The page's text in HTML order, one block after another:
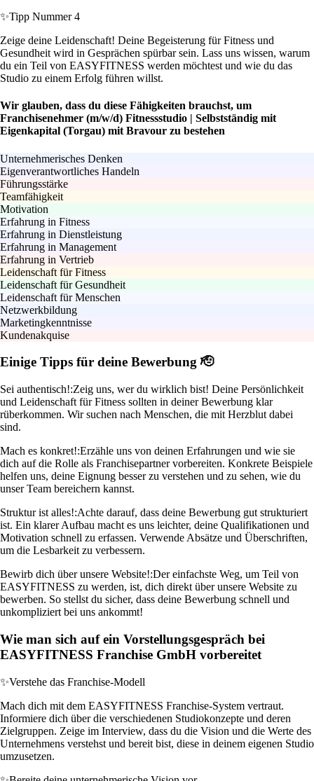
✨Tipp Nummer 4
Zeige deine Leidenschaft! Deine Begeisterung für Fitness und
Gesundheit wird in Gesprächen spürbar sein. Lass uns wissen, warum
du ein Teil von EASYFITNESS werden möchtest und wie du das
Studio zu einem Erfolg führen willst.
Wir glauben, dass du diese Fähigkeiten brauchst, um
Franchisenehmer (m/w/d) Fitnessstudio | Selbstständig mit
Eigenkapital (Torgau) mit Bravour zu bestehen
Unternehmerisches Denken
Eigenverantwortliches Handeln
Führungsstärke
Teamfähigkeit
Motivation
Erfahrung in Fitness
Erfahrung in Dienstleistung
Erfahrung in Management
Erfahrung in Vertrieb
Leidenschaft für Fitness
Leidenschaft für Gesundheit
Leidenschaft für Menschen
Netzwerkbildung
Marketingkenntnisse
Kundenakquise
Einige Tipps für deine Bewerbung 🫡
Sei authentisch!:Zeig uns, wer du wirklich bist! Deine Persönlichkeit
und Leidenschaft für Fitness sollten in deiner Bewerbung klar
rüberkommen. Wir suchen nach Menschen, die mit Herzblut dabei
sind.
Mach es konkret!:Erzähle uns von deinen Erfahrungen und wie sie
dich auf die Rolle als Franchisepartner vorbereiten. Konkrete Beispiele
helfen uns, deine Eignung besser zu verstehen und zu sehen, wie du
unser Team bereichern kannst.
Struktur ist alles!:Achte darauf, dass deine Bewerbung gut strukturiert
ist. Ein klarer Aufbau macht es uns leichter, deine Qualifikationen und
Motivation schnell zu erfassen. Verwende Absätze und Überschriften,
um die Lesbarkeit zu verbessern.
Bewirb dich über unsere Website!:Der einfachste Weg, um Teil von
EASYFITNESS zu werden, ist, dich direkt über unsere Website zu
bewerben. So stellst du sicher, dass deine Bewerbung schnell und
unkompliziert bei uns ankommt!
Wie man sich auf ein Vorstellungsgespräch bei
EASYFITNESS Franchise GmbH vorbereitet
✨Verstehe das Franchise-Modell
Mach dich mit dem EASYFITNESS Franchise-System vertraut.
Informiere dich über die verschiedenen Studiokonzepte und deren
Zielgruppen. Zeige im Interview, dass du die Vision und die Werte des
Unternehmens verstehst und bereit bist, diese in deinem eigenen Studio
umzusetzen.